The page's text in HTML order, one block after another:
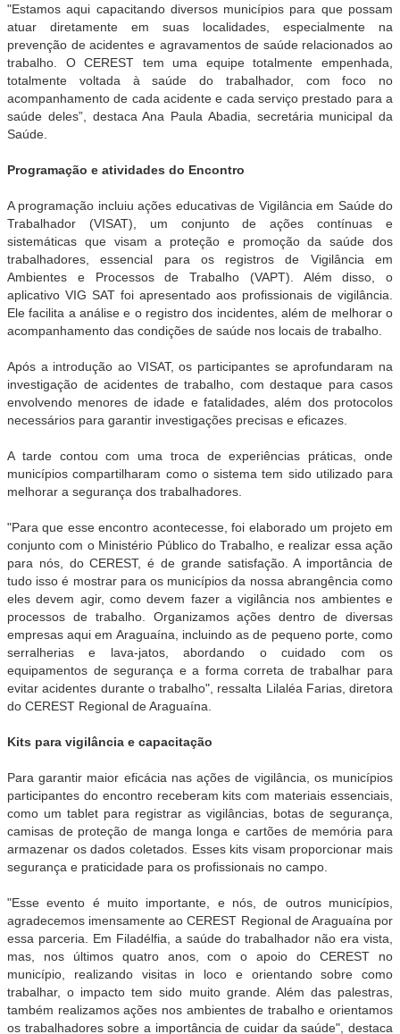
"Estamos aqui capacitando diversos municípios para que possam
atuar diretamente em suas localidades, especialmente na
prevenção de acidentes e agravamentos de saúde relacionados ao
trabalho. O CEREST tem uma equipe totalmente empenhada,
totalmente voltada à saúde do trabalhador, com foco no
acompanhamento de cada acidente e cada serviço prestado para a
saúde deles”, destaca Ana Paula Abadia, secretária municipal da
Saúde.
Programação e atividades do Encontro
A programação incluiu ações educativas de Vigilância em Saúde do
Trabalhador (VISAT), um conjunto de ações contínuas e
sistemáticas que visam a proteção e promoção da saúde dos
trabalhadores, essencial para os registros de Vigilância em
Ambientes e Processos de Trabalho (VAPT). Além disso, o
aplicativo VIG SAT foi apresentado aos profissionais de vigilância.
Ele facilita a análise e o registro dos incidentes, além de melhorar o
acompanhamento das condições de saúde nos locais de trabalho.
Após a introdução ao VISAT, os participantes se aprofundaram na
investigação de acidentes de trabalho, com destaque para casos
envolvendo menores de idade e fatalidades, além dos protocolos
necessários para garantir investigações precisas e eficazes.
A tarde contou com uma troca de experiências práticas, onde
municípios compartilharam como o sistema tem sido utilizado para
melhorar a segurança dos trabalhadores.
"Para que esse encontro acontecesse, foi elaborado um projeto em
conjunto com o Ministério Público do Trabalho, e realizar essa ação
para nós, do CEREST, é de grande satisfação. A importância de
tudo isso é mostrar para os municípios da nossa abrangência como
eles devem agir, como devem fazer a vigilância nos ambientes e
processos de trabalho. Organizamos ações dentro de diversas
empresas aqui em Araguaína, incluindo as de pequeno porte, como
serralherias e lava-jatos, abordando o cuidado com os
equipamentos de segurança e a forma correta de trabalhar para
evitar acidentes durante o trabalho", ressalta Lilaléa Farias, diretora
do CEREST Regional de Araguaína.
Kits para vigilância e capacitação
Para garantir maior eficácia nas ações de vigilância, os municípios
participantes do encontro receberam kits com materiais essenciais,
como um tablet para registrar as vigilâncias, botas de segurança,
camisas de proteção de manga longa e cartões de memória para
armazenar os dados coletados. Esses kits visam proporcionar mais
segurança e praticidade para os profissionais no campo.
"Esse evento é muito importante, e nós, de outros municípios,
agradecemos imensamente ao CEREST Regional de Araguaína por
essa parceria. Em Filadélfia, a saúde do trabalhador não era vista,
mas, nos últimos quatro anos, com o apoio do CEREST no
município, realizando visitas in loco e orientando sobre como
trabalhar, o impacto tem sido muito grande. Além das palestras,
também realizamos ações nos ambientes de trabalho e orientamos
os trabalhadores sobre a importância de cuidar da saúde", destaca